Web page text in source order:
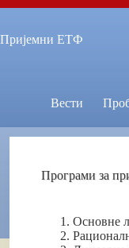
Skip
content
Пријемни ЕТФ
Вести
Програми за
Основне